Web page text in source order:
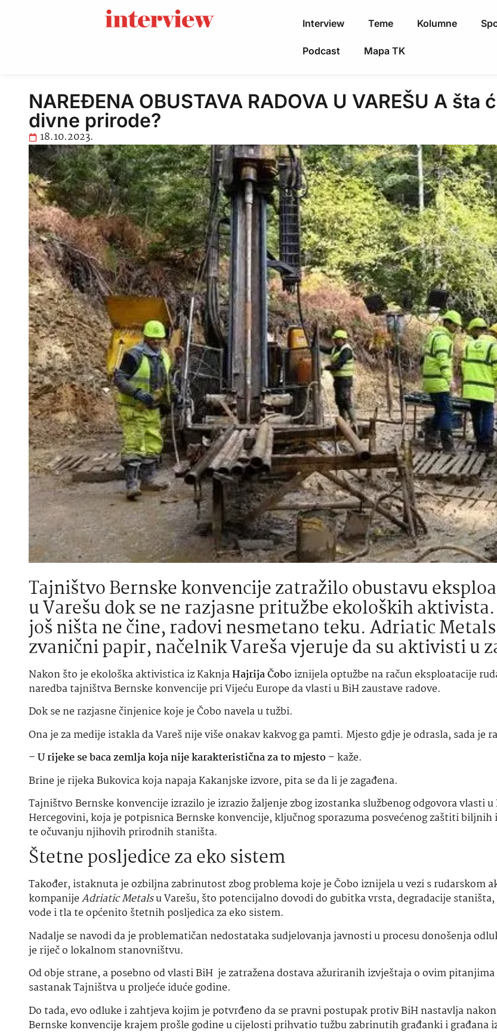
Interview Teme Kolumne
Podcast Mapa TK
NAREĐENA OBUSTAVA RADOVA U VAREŠU A
divne prirode?
18.10.2023.
Tajništvo Bernske konvencije zatražilo obustavu
u Varešu dok se ne razjasne pritužbe ekoloških
još ništa ne čine, radovi nesmetano teku. Adriatic
zvanični papir, načelnik Vareša vjeruje da su aktivisti u
Nakon što je ekološka aktivistica iz KaknjaHajrija Čobo iznijela optužbe na račun eksploatacije
naredba tajništva Bernske konvencije pri Vijeću Europe da vlasti u BiH zaustave radove.
Dok se ne razjasne činjenice koje je Čobo navela u tužbi.
Ona je za medije istakla da Vareš nije više onakav kakvog ga pamti. Mjesto gdje je odrasla, sada je
– U rijeke se baca zemlja koja nije karakteristična za to mjesto– kaže.
Brine je rijeka Bukovica koja napaja Kakanjske izvore, pita se da li je zagađena.
Tajništvo Bernske konvencije izrazilo je izrazio žaljenje zbog izostanka službenog odgovora vlasti u
Hercegovini, koja je potpisnica Bernske konvencije, ključnog sporazuma posvećenog zaštiti
te očuvanju njihovih prirodnih staništa.
Štetne posljedice za eko sistem
Također, istaknuta je ozbiljna zabrinutost zbog problema koje je Čobo iznijela u vezi s rudarskom
kompanijeAdriatic Metalsu Varešu, što potencijalno dovodi do gubitka vrsta, degradacije staništa,
vode i tla te općenito štetnih posljedica za eko sistem.
Nadalje se navodi da je problematičan nedostataka sudjelovanja javnosti u procesu donošenja
je riječ o lokalnom stanovništvu.
Od obje strane, a posebno od vlasti BiH je zatražena dostava ažuriranih izvještaja o ovim pitanjima
sastanak Tajništva u proljeće iduće godine.
Do tada, evo odluke i zahtjeva kojim je potvrđeno da se pravni postupak protiv BiH nastavlja
Bernske konvencije krajem prošle godine u cijelosti prihvatio tužbu zabrinutih građanki i građana